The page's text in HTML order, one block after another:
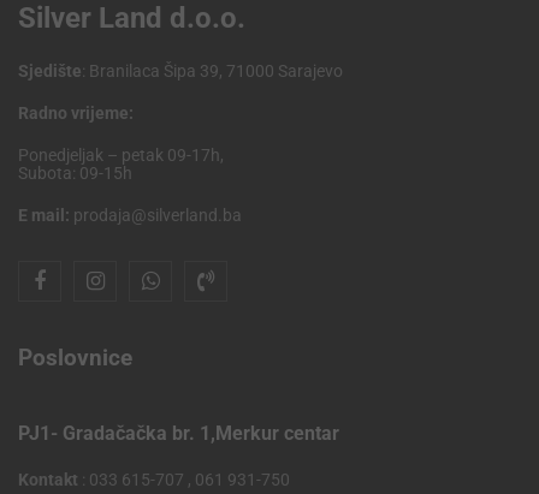
Silver Land d.o.o.
Sjedište: Branilaca Šipa 39, 71000 Sarajevo
Radno vrijeme:
Ponedjeljak – petak 09-17h,
Subota: 09-15h
E mail: prodaja@silverland.ba
Poslovnice
PJ1- Gradačačka br. 1,Merkur centar
Kontakt : 033 615-707 , 061 931-750